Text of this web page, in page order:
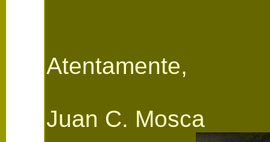
Atentamente,
Juan C. Mosca